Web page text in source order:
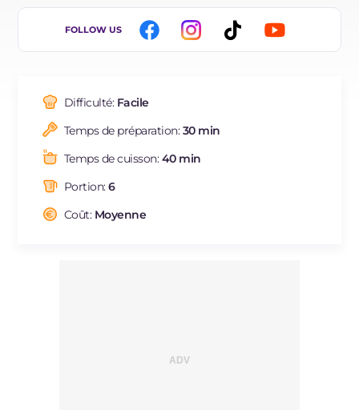
IT
ES
BR
NL
FOLLOW US
Difficulté: Facile
Temps de préparation:30 min
Temps de cuisson:40 min
Portion:6
Coût: Moyenne